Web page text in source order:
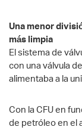
Una menor
más limpia
El sistema de
con una válvula
alimentaba a la
Con la CFU en
de petróleo en el